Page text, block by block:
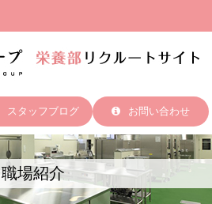
スタッフブログ お問い合わせ
職場紹介